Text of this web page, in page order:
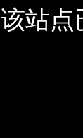
该站点